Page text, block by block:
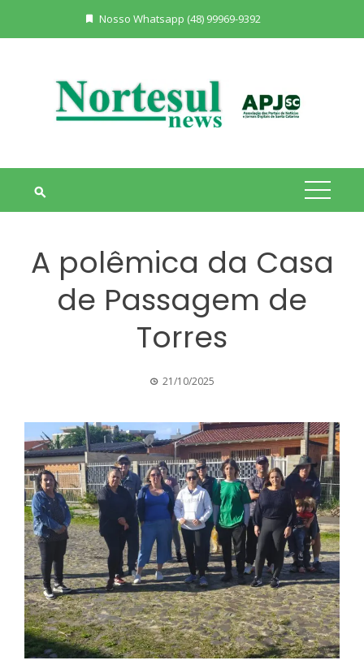
Nosso Whatsapp (48) 99969-9392
A polêmica da Casa
de Passagem de
Torres
21/10/2025